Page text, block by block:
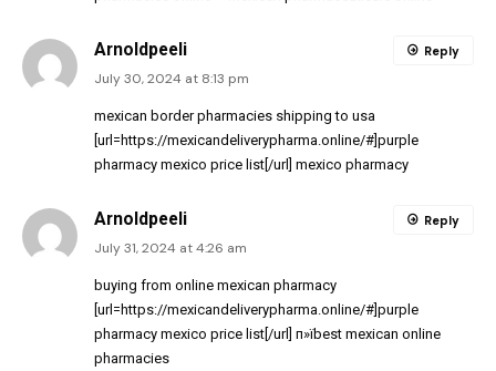
Arnoldpeeli
July 30, 2024 at 8:13 pm
mexican border pharmacies shipping to usa
[url=https://mexicandeliverypharma.online/#]purple
pharmacy mexico price list[/url] mexico pharmacy
Reply
Arnoldpeeli
July 31, 2024 at 4:26 am
buying from online mexican pharmacy
[url=https://mexicandeliverypharma.online/#]purple
pharmacy mexico price list[/url] п»їbest mexican online
pharmacies
Reply